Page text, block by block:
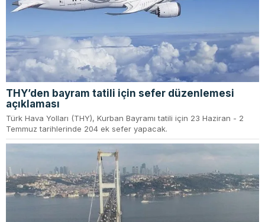
THY’den bayram tatili için sefer düzenlemesi
açıklaması
Türk Hava Yolları (THY), Kurban Bayramı tatili için 23 Haziran - 2
Temmuz tarihlerinde 204 ek sefer yapacak.